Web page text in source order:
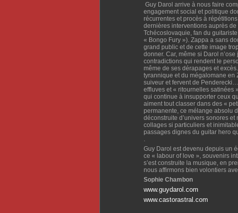
Guy Darol arrive à nous faire
engagement social et politique
récurrentes et procès à
dernières interventions auprès
Tchécoslovaquie, fan du
« Bongo Fury »). Zappa a sans
grand public et de cette image
donner. Car, même si Darol
contradictions qui rendent le
même de ses dérapages et
tyrannique et du mégalomane en
suiveur et fervent de
effluves et « ritournelles satinées
qui continue à insupporter ceux
aiment tout classer dans des «
permanente, ce mélange absolu
déconstruite d’univers sonores
collages si particuliers et
passages dignes du guitar hero
Guy Darol est devenu depuis un
ce « labour of love », souvenirs
s’est construite la musique, en
nous affirmons bien volontiers
Sophie Chambon
www.guydarol.com
www.castorastral.com